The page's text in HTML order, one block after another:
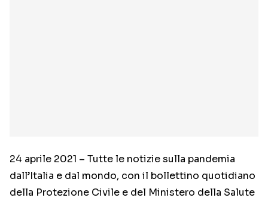
24 aprile 2021 – Tutte le notizie sulla pandemia
dall’Italia e dal mondo, con il bollettino quotidiano
della Protezione Civile e del Ministero della Salute